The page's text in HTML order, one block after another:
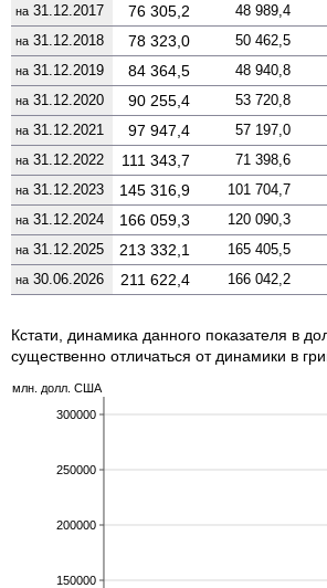
на 31.12.2017 76 305,2 48 989,4
на 31.12.2018 78 323,0 50 462,5
на 31.12.2019 84 364,5 48 940,8
на 31.12.2020 90 255,4 53 720,8
на 31.12.2021 97 947,4 57 197,0
на 31.12.2022 111 343,7 71 398,6
на 31.12.2023 145 316,9 101 704,7
на 31.12.2024 166 059,3 120 090,3
на 31.12.2025 213 332,1 165 405,5
на 30.06.2026 211 622,4 166 042,2
Кстати, динамика данного показателя в
существенно отличаться от динамики в